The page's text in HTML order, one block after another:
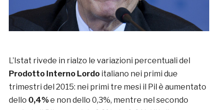
L’Istat rivede in rialzo le variazioni percentuali del
Prodotto Interno Lordoitaliano nei primi due
trimestri del 2015: nei primi tre mesi il Pil è aumentato
dello 0,4%e non dello 0,3%, mentre nel secondo